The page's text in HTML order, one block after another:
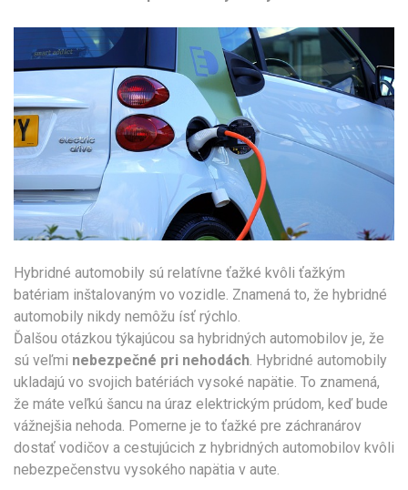
Hybridné automobily sú relatívne ťažké kvôli ťažkým
batériam inštalovaným vo vozidle. Znamená to, že hybridné
automobily nikdy nemôžu ísť rýchlo.
Ďalšou otázkou týkajúcou sa hybridných automobilov je, že
sú veľmi nebezpečné pri nehodách. Hybridné automobily
ukladajú vo svojich batériách vysoké napätie. To znamená,
že máte veľkú šancu na úraz elektrickým prúdom, keď bude
vážnejšia nehoda. Pomerne je to ťažké pre záchranárov
dostať vodičov a cestujúcich z hybridných automobilov kvôli
nebezpečenstvu vysokého napätia v aute.